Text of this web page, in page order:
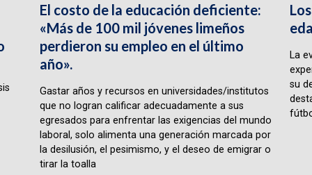
El costo de la educación deficiente:
«Más de 100 mil jóvenes limeños
perdieron su empleo en el último
año».
Gastar años y recursos en universidades/institutos
que no logran calificar adecuadamente a sus
egresados para enfrentar las exigencias del mundo
laboral, solo alimenta una generación marcada por
la desilusión, el pesimismo, y el deseo de emigrar o
tirar la toalla
La
su